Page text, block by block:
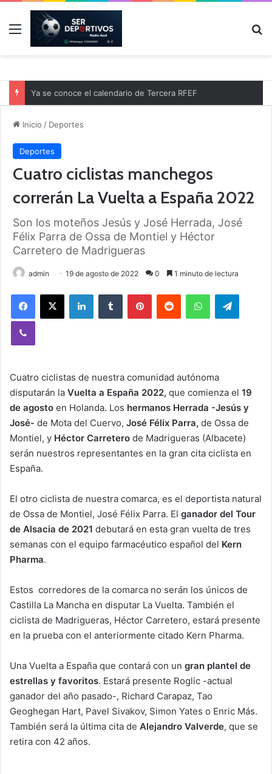
Menú
Ya se conoce el calendario de Tercera RFEF
Inicio / Deportes
Deportes
Cuatro ciclistas manchegos
correrán La Vuelta a España 2022
Son los moteños Jesús y José Herrada, José
Félix Parra de Ossa de Montiel y Héctor
Carretero de Madrigueras
admin 19 de agosto de 2022 0 1 minuto de lectura
Cuatro ciclistas de nuestra comunidad autónoma
disputarán la Vuelta a España 2022, que comienza el 19
de agosto en Holanda. Los hermanos Herrada -Jesús y
José- de Mota del Cuervo, José Félix Parra, de Ossa de
Montiel, y Héctor Carretero de Madrigueras (Albacete)
serán nuestros representantes en la gran cita ciclista en
España.
El otro ciclista de nuestra comarca, es el deportista natural
de Ossa de Montiel, José Félix Parra. El ganador del Tour
de Alsacia de 2021 debutará en esta gran vuelta de tres
semanas con el equipo farmacéutico español del Kern
Pharma.
Estos corredores de la comarca no serán los únicos de
Castilla La Mancha en disputar La Vuelta. También el
ciclista de Madrigueras, Héctor Carretero, estará presente
en la prueba con el anteriormente citado Kern Pharma.
Una Vuelta a España que contará con un gran plantel de
estrellas y favoritos. Estará presente Roglic -actual
ganador del año pasado-, Richard Carapaz, Tao
Geoghegan Hart, Pavel Sivakov, Simon Yates o Enric Más.
También será la última cita de Alejandro Valverde, que se
retira con 42 años.